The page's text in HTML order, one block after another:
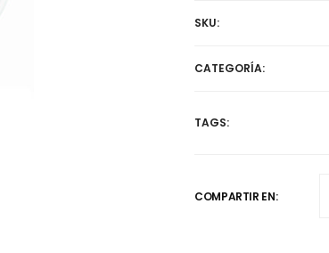
SKU:
CATEGORÍA:
TAGS:
COMPARTIR EN: